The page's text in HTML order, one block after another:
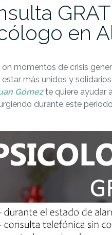
en
on momentos de crisis
estar más unidos y
Gómezte quiere ayudar
durante este